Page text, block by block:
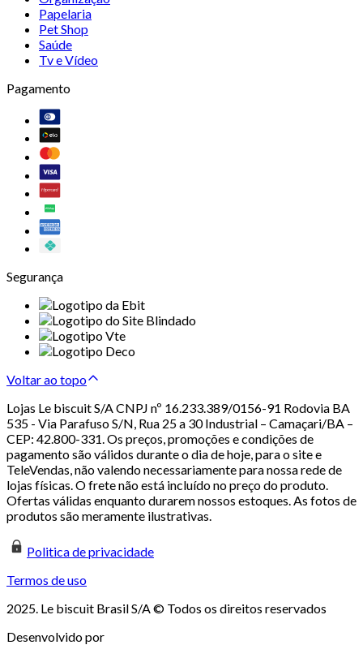
Papelaria
Pet Shop
Saúde
Tv e Vídeo
Pagamento
Segurança
Voltar ao topo
Lojas Le biscuit S/A CNPJ nº 16.233.389/0156-91 Rodovia BA
535 - Via Parafuso S/N, Rua 25 a 30 Industrial – Camaçari/BA –
CEP: 42.800-331. Os preços, promoções e condições de
pagamento são válidos durante o dia de hoje, para o site e
TeleVendas, não valendo necessariamente para nossa rede de
lojas físicas. O frete não está incluído no preço do produto.
Ofertas válidas enquanto durarem nossos estoques. As fotos de
produtos são meramente ilustrativas.
Politica de privacidade
Termos de uso
2025. Le biscuit Brasil S/A © Todos os direitos reservados
Desenvolvido por